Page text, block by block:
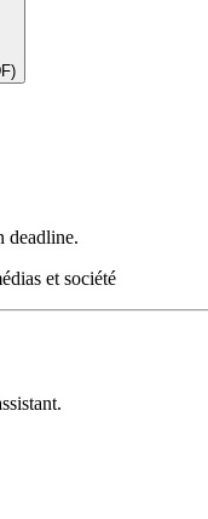
deadline.
et société